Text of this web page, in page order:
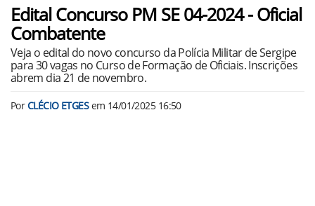
Edital Concurso PM SE 04-2024 - Oficial
Combatente
Veja o edital do novo concurso da Polícia Militar de Sergipe
para 30 vagas no Curso de Formação de Oficiais. Inscrições
abrem dia 21 de novembro.
PorCLÉCIO ETGESem 14/01/2025 16:50